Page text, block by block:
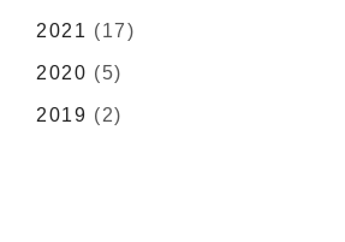
2021 (17)
2020 (5)
2019 (2)